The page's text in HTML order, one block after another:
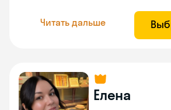
Читать дальше
Елена